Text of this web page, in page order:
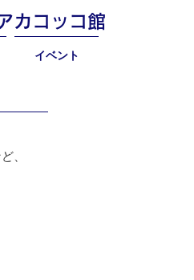
カコッコ館
イベント
、